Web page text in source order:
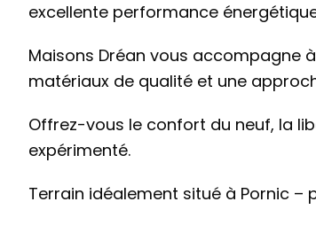
excellente performance
Maisons Dréan vous accompagne
matériaux de qualité et une
Offrez-vous le confort du neuf, la
expérimenté.
Terrain idéalement situé à Pornic –